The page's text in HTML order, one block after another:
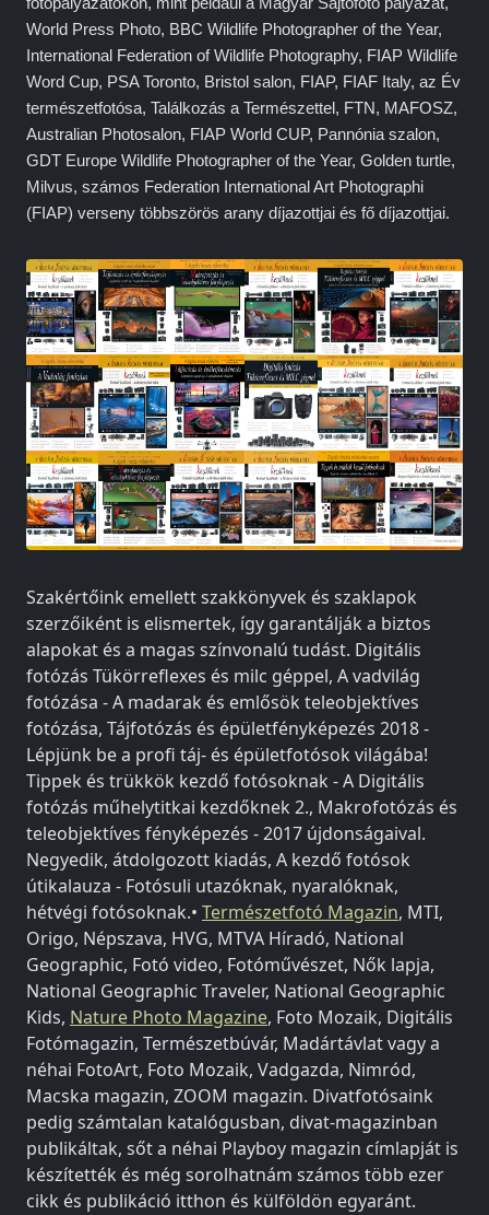
World Press Photo, BBC Wildlife Photographer of the Year,
International Federation of Wildlife Photography, FIAP Wildlife
Word Cup, PSA Toronto, Bristol salon, FIAP, FIAF Italy, az Év
természetfotósa, Találkozás a Természettel, FTN, MAFOSZ,
Australian Photosalon, FIAP World CUP, Pannónia szalon,
GDT Europe Wildlife Photographer of the Year, Golden turtle,
Milvus, számos Federation International Art Photographi
(FIAP) verseny többszörös arany díjazottjai és fő díjazottjai.
Szakértőink emellett szakkönyvek és szaklapok
szerzőiként is elismertek, így garantálják a biztos
alapokat és a magas színvonalú tudást. Digitális
fotózás Tükörreflexes és milc géppel, A vadvilág
fotózása - A madarak és emlősök teleobjektíves
fotózása, Tájfotózás és épületfényképezés 2018 -
Lépjünk be a profi táj- és épületfotósok világába!
Tippek és trükkök kezdő fotósoknak - A Digitális
fotózás műhelytitkai kezdőknek 2., Makrofotózás és
teleobjektíves fényképezés - 2017 újdonságaival.
Negyedik, átdolgozott kiadás, A kezdő fotósok
útikalauza - Fotósuli utazóknak, nyaralóknak,
hétvégi fotósoknak.• Természetfotó Magazin, MTI,
Origo, Népszava, HVG, MTVA Híradó, National
Geographic, Fotó video, Fotóművészet, Nők lapja,
National Geographic Traveler, National Geographic
Kids, Nature Photo Magazine, Foto Mozaik, Digitális
Fotómagazin, Természetbúvár, Madártávlat vagy a
néhai FotoArt, Foto Mozaik, Vadgazda, Nimród,
Macska magazin, ZOOM magazin. Divatfotósaink
pedig számtalan katalógusban, divat-magazinban
publikáltak, sőt a néhai Playboy magazin címlapját is
készítették és még sorolhatnám számos több ezer
cikk és publikáció itthon és külföldön egyaránt.